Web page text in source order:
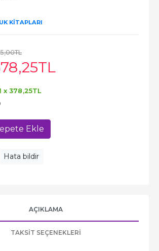
KITAPLARI
,00TL
,25TL
x 378 ,25TL
Ekle
Hata bildir
AÇIKLAMA
TAKSIT SEÇENEKLERI